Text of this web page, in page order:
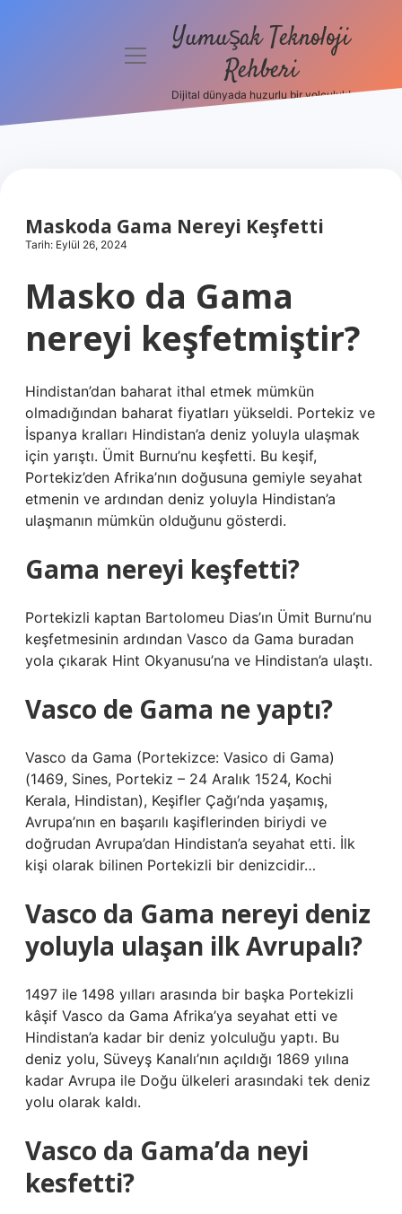
Hakkımızda
menüyüYumuşak Teknoloji
Rehberi
Dijital dünyada huzurlu bir yolculuk!
Maskoda Gama Nereyi Keşfetti
Tarih: Eylül 26, 2024
Masko da Gama
nereyi keşfetmiştir?
Hindistan’dan baharat ithal etmek mümkün
olmadığından baharat fiyatları yükseldi. Portekiz ve
İspanya kralları Hindistan’a deniz yoluyla ulaşmak
için yarıştı. Ümit Burnu’nu keşfetti. Bu keşif,
Portekiz’den Afrika’nın doğusuna gemiyle seyahat
etmenin ve ardından deniz yoluyla Hindistan’a
ulaşmanın mümkün olduğunu gösterdi.
Gama nereyi keşfetti?
Portekizli kaptan Bartolomeu Dias’ın Ümit Burnu’nu
keşfetmesinin ardından Vasco da Gama buradan
yola çıkarak Hint Okyanusu’na ve Hindistan’a ulaştı.
Vasco de Gama ne yaptı?
Vasco da Gama (Portekizce: Vasico di Gama)
(1469, Sines, Portekiz – 24 Aralık 1524, Kochi
Kerala, Hindistan), Keşifler Çağı’nda yaşamış,
Avrupa’nın en başarılı kaşiflerinden biriydi ve
doğrudan Avrupa’dan Hindistan’a seyahat etti. İlk
kişi olarak bilinen Portekizli bir denizcidir…
Vasco da Gama nereyi deniz
yoluyla ulaşan ilk Avrupalı?
1497 ile 1498 yılları arasında bir başka Portekizli
kâşif Vasco da Gama Afrika’ya seyahat etti ve
Hindistan’a kadar bir deniz yolculuğu yaptı. Bu
deniz yolu, Süveyş Kanalı’nın açıldığı 1869 yılına
kadar Avrupa ile Doğu ülkeleri arasındaki tek deniz
yolu olarak kaldı.
Vasco da Gama’da neyi
kesfetti?